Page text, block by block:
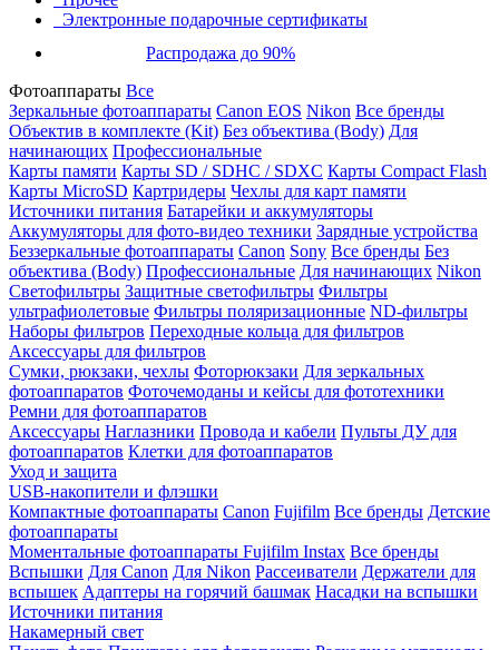
Электронные подарочные сертификаты
Распродажа до 90%
Фотоаппараты Все
Зеркальные фотоаппараты Canon EOS Nikon Все бренды
Объектив в комплекте (Kit) Без объектива (Body) Для
начинающих Профессиональные
Карты памяти Карты SD / SDHC / SDXC Карты Compact Flash
Карты MicroSD Картридеры Чехлы для карт памяти
Источники питания Батарейки и аккумуляторы
Аккумуляторы для фото-видео техники Зарядные устройства
Беззеркальные фотоаппараты Canon Sony Все бренды Без
объектива (Body) Профессиональные Для начинающих Nikon
Светофильтры Защитные светофильтры Фильтры
ультрафиолетовые Фильтры поляризационные ND-фильтры
Наборы фильтров Переходные кольца для фильтров
Аксессуары для фильтров
Сумки, рюкзаки, чехлы Фоторюкзаки Для зеркальных
фотоаппаратов Фоточемоданы и кейсы для фототехники
Ремни для фотоаппаратов
Аксессуары Наглазники Провода и кабели Пульты ДУ для
фотоаппаратов Клетки для фотоаппаратов
Уход и защита
USB-накопители и флэшки
Компактные фотоаппараты Canon Fujifilm Все бренды Детские
фотоаппараты
Моментальные фотоаппараты Fujifilm Instax Все бренды
Вспышки Для Canon Для Nikon Рассеиватели Держатели для
вспышек Адаптеры на горячий башмак Насадки на вспышки
Источники питания
Накамерный свет